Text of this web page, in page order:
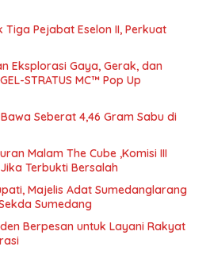
Eksplorasi Gaya, Gerak, dan
STRATUS MC™ Pop Up
Seberat 4,46 Gram Sabu di
Malam The Cube ,Komisi III
Terbukti Bersalah
Majelis Adat Sumedanglarang
Sumedang
Berpesan untuk Layani Rakyat